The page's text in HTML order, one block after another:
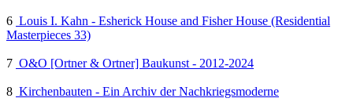
6 Louis I. Kahn - Esherick House and Fisher House (Residential
Masterpieces 33)
7 O&O [Ortner & Ortner] Baukunst - 2012-2024
8 Kirchenbauten - Ein Archiv der Nachkriegsmoderne